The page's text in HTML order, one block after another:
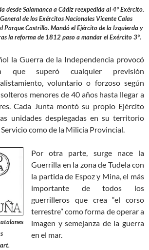
desde Salamanca a Cádiz reexpedida al 4º Exército.
de los Exércitos Nacionales Vicente Calas
Parque Castrillo. Mandó el Ejército de la Izquierda y
la reforma de 1812 paso a mandar el Exército 3º.
la Guerra de la Independencia provocó
que superó cualquier previsión
voluntario o forzoso según
menores de 40 años hasta llegar a
Cada Junta montó su propio Ejército
unidades desplegadas en su territorio
como de la Milicia Provincial.
Por otra parte, surge nace la
Guerrilla en la zona de Tudela con
la partida de Espoz y Mina, el más
importante de todos los
guerrilleros que crea “el corso
terrestre” como forma de operar a
imagen y semejanza de la guerra
en el mar.